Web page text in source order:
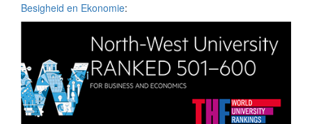
Besigheid en Ekonomie: